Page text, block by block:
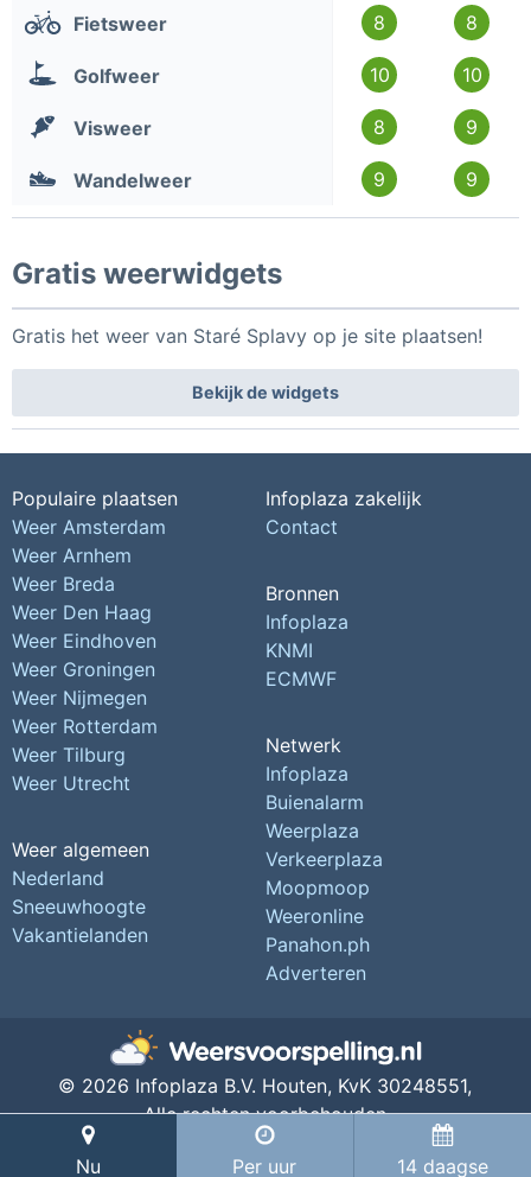
Fietsweer 8 8
Golfweer 10 10
Visweer 8 9
Wandelweer 9 9
Gratis weerwidgets
Gratis het weer van Staré Splavy op je site plaatsen!
Bekijk de widgets
Nu Per uur 14 daagse
Populaire plaatsen
Weer Amsterdam
Weer Arnhem
Weer Breda
Weer Den Haag
Weer Eindhoven
Weer Groningen
Weer Nijmegen
Weer Rotterdam
Weer Tilburg
Weer Utrecht
Weer algemeen
Nederland
Sneeuwhoogte
Vakantielanden
Infoplaza zakelijk
Contact
Bronnen
Infoplaza
KNMI
ECMWF
Netwerk
Infoplaza
Buienalarm
Weerplaza
Verkeerplaza
Moopmoop
Weeronline
Panahon.ph
Adverteren
© 2026 Infoplaza B.V. Houten, KvK 30248551,
Alle rechten voorbehouden
Privacy Instellingen